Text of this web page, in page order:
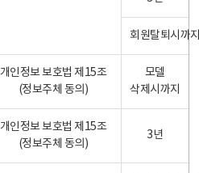
회원탈퇴시까
개인정보 보호법 제15조
(정보주체 동의)
모델
삭제시까지
개인정보 보호법 제15조
(정보주체 동의)
3년